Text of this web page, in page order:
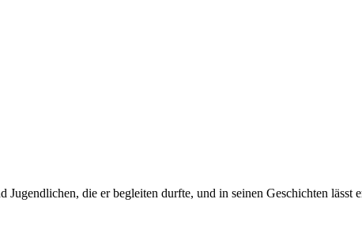
die er begleiten durfte, und in seinen Geschichten lässt